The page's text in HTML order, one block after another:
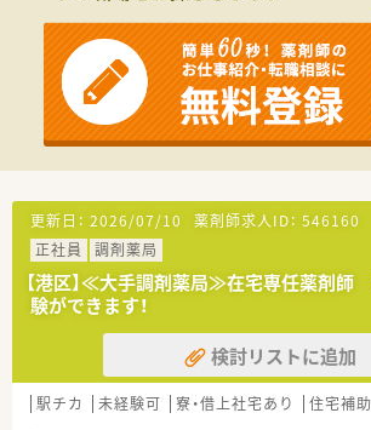
■薬局業界で利益率No.1！グループ会社の
ど、先進的な取り組みを積極的に行い、売
来性のある会社です。
■自動薬剤ピッキング装置の導入など、機
す。自社開発の調剤システムを全店舗で使
事務の調剤補助をシステム面から防いでい
■グループ薬局で調剤したお薬代は、扶養
担♪会員制福利厚生クラブの利用や、団体
更新日： 2026/07/10 薬剤師求人ID： 546160
正社員
調剤薬局
【港区】≪大手調剤薬局≫在宅専任薬剤
験ができます！
検討リストに追加
駅チカ 未経験可 寮・借上社宅あり 住宅補